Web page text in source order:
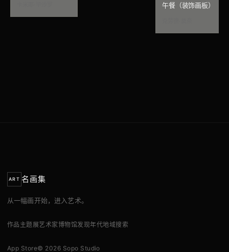
午餐（装饰画板）
ART 名画集
从一幅画开始，进入艺术。
作品 主题展艺术家博物馆发现年代地域搜索
App Store© 2026 Sopo Studio